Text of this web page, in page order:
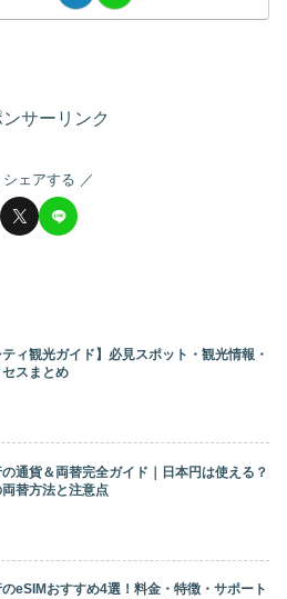
ンサーリンク
シェアする
ティ観光ガイド】必見スポット・観光情報・
スまとめ
通貨＆両替完全ガイド｜日本円は使える？
替方法と注意点
eSIMおすすめ4選！料金・特徴・サポート